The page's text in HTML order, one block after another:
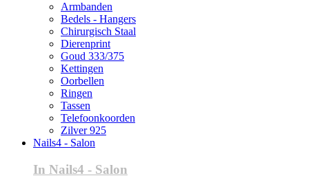
Armbanden
Bedels - Hangers
Chirurgisch Staal
Dierenprint
Goud 333/375
Kettingen
Oorbellen
Ringen
Tassen
Telefoonkoorden
Zilver 925
Nails4 - Salon
In Nails4 - Salon